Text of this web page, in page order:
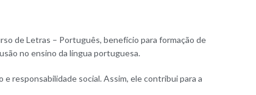
de Letras – Português, benefício para formação de
no ensino da língua portuguesa.
responsabilidade social. Assim, ele contribui para a